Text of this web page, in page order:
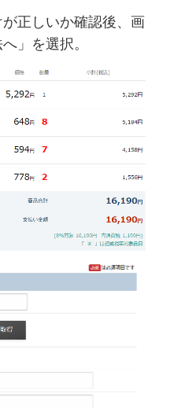
正しいか確認後、画
」を選択。